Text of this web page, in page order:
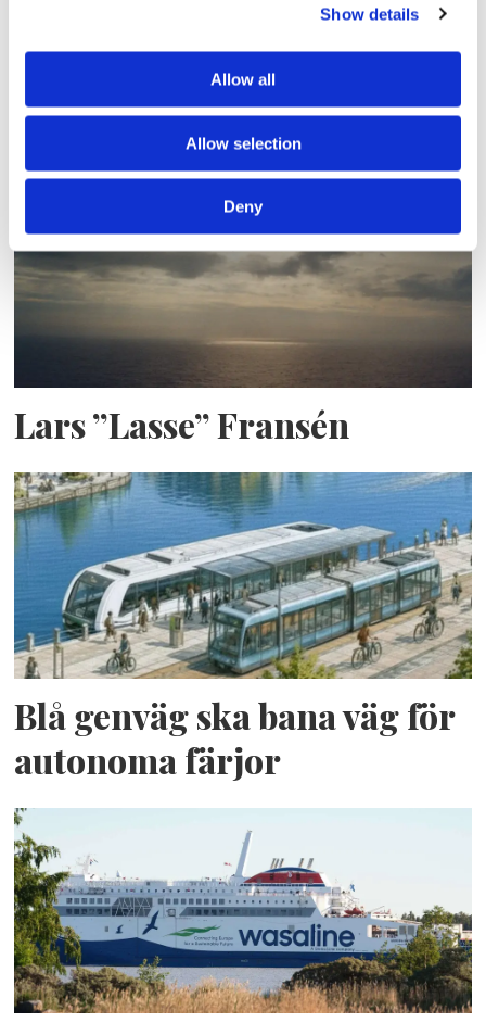
Show details
Allow all
Allow selection
Deny
Sirius tar leverans av
Lars ”Lasse” Fransén
Blå genväg ska bana väg för
autonoma färjor